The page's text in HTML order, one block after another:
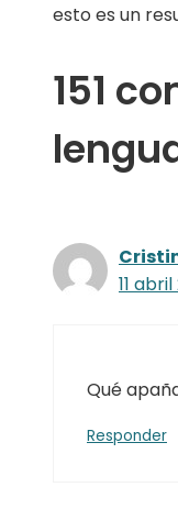
esto es un
151
11
Qué
Responder